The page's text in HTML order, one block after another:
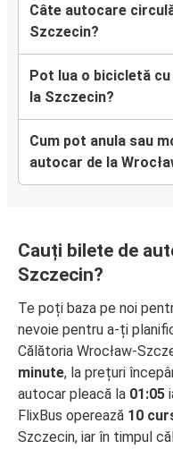
Câte autocare
Szczecin?
Pot lua o bicicletă
la Szczecin?
Cum pot anula sau
autocar de la
Cauți bilete de
Szczecin?
Te poți baza pe noi
nevoie pentru a-ți
Călătoria Wrocław-
minute, la prețuri
autocar pleacă la 01:05
FlixBus operează 10
Szczecin, iar în timpul